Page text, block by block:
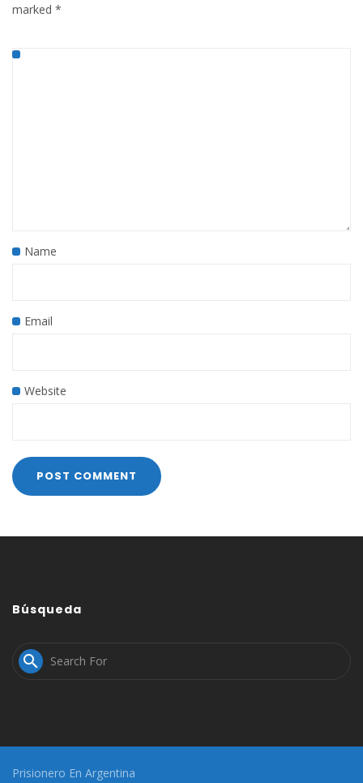
marked *
Name
Email
Website
Búsqueda

Prisionero En Argentina